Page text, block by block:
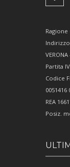
Indirizzo
VERONA
Partita
Codice
0051416
REA
Posiz.